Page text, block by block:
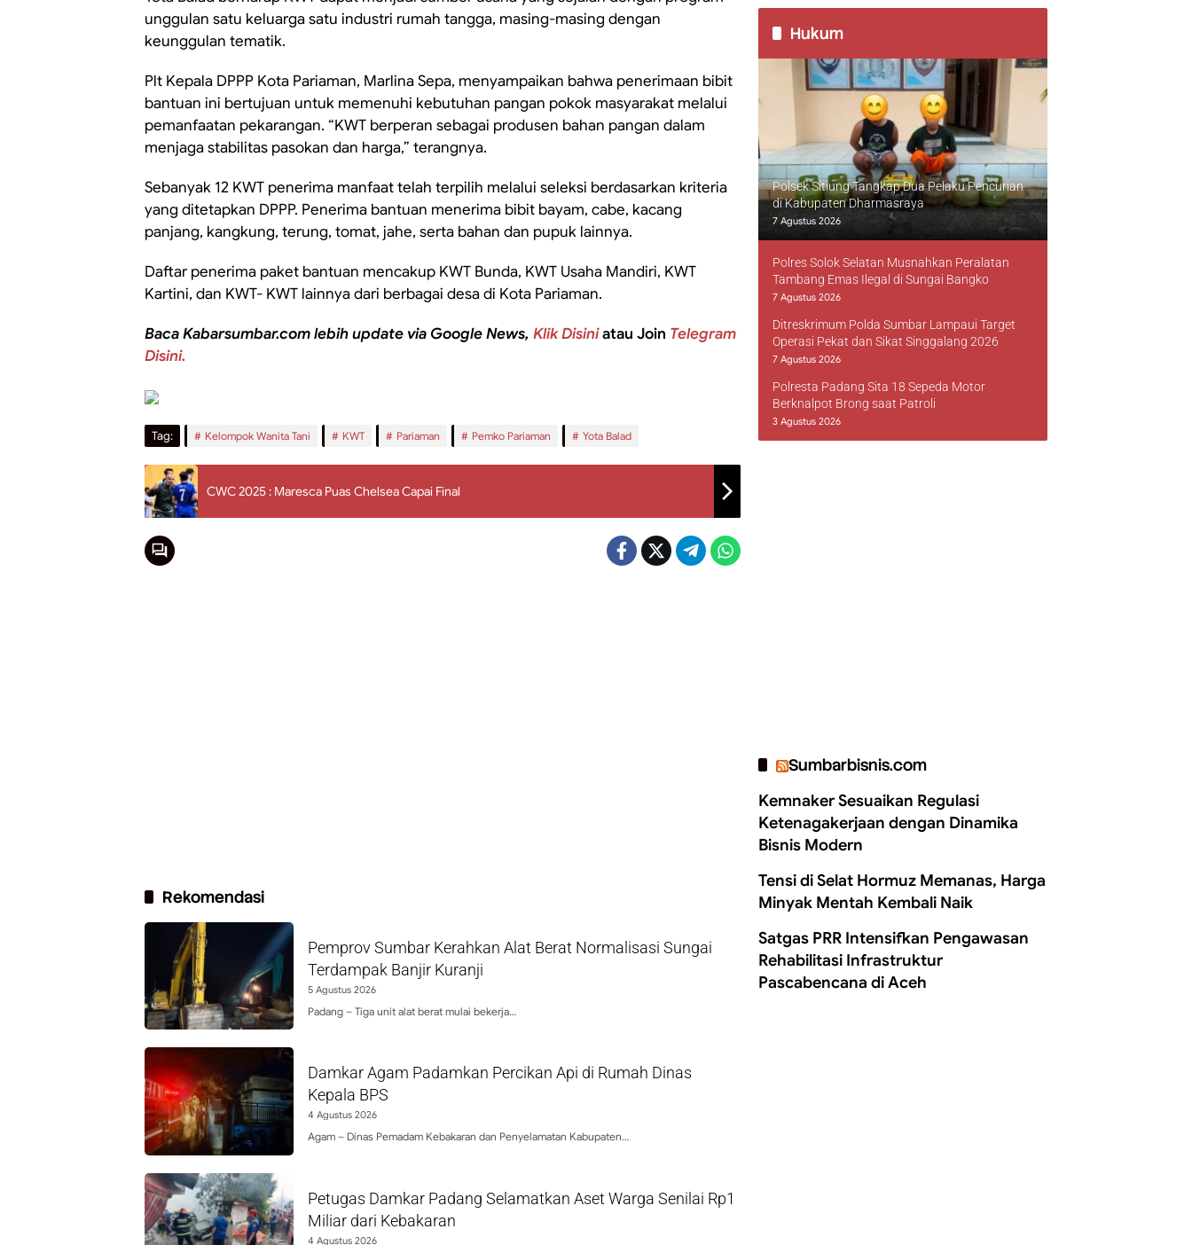
unggulan satu keluarga satu industri rumah tangga, masing-masing dengan
keunggulan tematik.
Plt Kepala DPPP Kota Pariaman, Marlina Sepa, menyampaikan bahwa penerimaan bibit
bantuan ini bertujuan untuk memenuhi kebutuhan pangan pokok masyarakat melalui
pemanfaatan pekarangan. “KWT berperan sebagai produsen bahan pangan dalam
menjaga stabilitas pasokan dan harga,” terangnya.
Sebanyak 12 KWT penerima manfaat telah terpilih melalui seleksi berdasarkan kriteria
yang ditetapkan DPPP. Penerima bantuan menerima bibit bayam, cabe, kacang
panjang, kangkung, terung, tomat, jahe, serta bahan dan pupuk lainnya.
Daftar penerima paket bantuan mencakup KWT Bunda, KWT Usaha Mandiri, KWT
Kartini, dan KWT- KWT lainnya dari berbagai desa di Kota Pariaman.
Baca Kabarsumbar.com lebih update via Google News, Klik Disiniatau Join Telegram
Disini.
Tag: Kelompok Wanita Tani KWT Pariaman Pemko Pariaman Yota Balad
CWC 2025 : Maresca Puas Chelsea Capai Final
Rekomendasi
Pemprov Sumbar Kerahkan Alat Berat Normalisasi Sungai
Terdampak Banjir Kuranji
5 Agustus 2026
Padang – Tiga unit alat berat mulai bekerja…
Damkar Agam Padamkan Percikan Api di Rumah Dinas
Kepala BPS
4 Agustus 2026
Agam – Dinas Pemadam Kebakaran dan Penyelamatan Kabupaten…
Petugas Damkar Padang Selamatkan Aset Warga Senilai Rp1
Miliar dari Kebakaran
4 Agustus 2026
Hukum
Polsek Sitiung Tangkap Dua Pelaku Pencurian
di Kabupaten Dharmasraya
7 Agustus 2026
Polres Solok Selatan Musnahkan Peralatan
Tambang Emas Ilegal di Sungai Bangko
7 Agustus 2026
Ditreskrimum Polda Sumbar Lampaui Target
Operasi Pekat dan Sikat Singgalang 2026
7 Agustus 2026
Polresta Padang Sita 18 Sepeda Motor
Berknalpot Brong saat Patroli
3 Agustus 2026
Sumbarbisnis.com
Kemnaker Sesuaikan Regulasi
Ketenagakerjaan dengan Dinamika
Bisnis Modern
Tensi di Selat Hormuz Memanas, Harga
Minyak Mentah Kembali Naik
Satgas PRR Intensifkan Pengawasan
Rehabilitasi Infrastruktur
Pascabencana di Aceh